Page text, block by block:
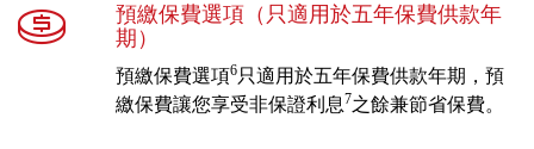
預繳保費選項（只適用於五年保費供款年
期）
預繳保費選項6只適用於五年保費供款年期，預
繳保費讓您享受非保證利息7之餘兼節省保費。